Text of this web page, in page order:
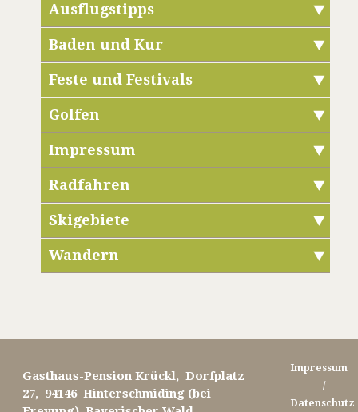
Ausflugstipps
Baden und Kur
Feste und Festivals
Golfen
Impressum
Radfahren
Skigebiete
Wandern
Gasthaus-Pension Krückl, Dorfplatz
27, 94146 Hinterschmiding (bei
Impressum
/
Datenschutz